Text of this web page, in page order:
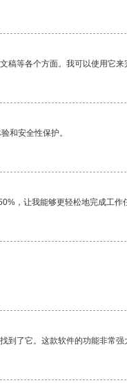
等各个方面。我可以使用它来
和安全性保护。
，让我能够更轻松地完成工作
到了它。这款软件的功能非常